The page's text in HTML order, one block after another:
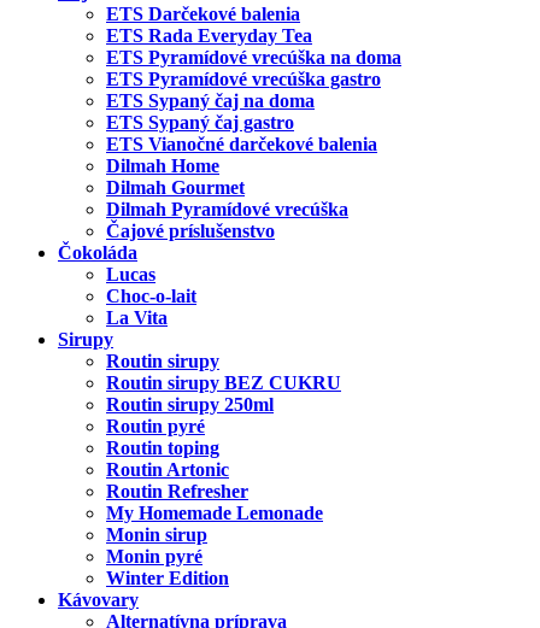
ETS Darčekové balenia
ETS Rada Everyday Tea
ETS Pyramídové vrecúška na doma
ETS Pyramídové vrecúška gastro
ETS Sypaný čaj na doma
ETS Sypaný čaj gastro
ETS Vianočné darčekové balenia
Dilmah Home
Dilmah Gourmet
Dilmah Pyramídové vrecúška
Čajové príslušenstvo
Čokoláda
Lucas
Choc-o-lait
La Vita
Sirupy
Routin sirupy
Routin sirupy BEZ CUKRU
Routin sirupy 250ml
Routin pyré
Routin toping
Routin Artonic
Routin Refresher
My Homemade Lemonade
Monin sirup
Monin pyré
Winter Edition
Kávovary
Alternatívna príprava